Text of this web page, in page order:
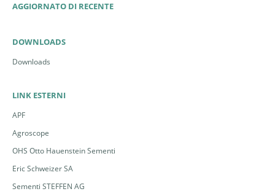
AGGIORNATO DI RECENTE
DOWNLOADS
Downloads
LINK ESTERNI
APF
Agroscope
OHS Otto Hauenstein Sementi
Eric Schweizer SA
Sementi STEFFEN AG